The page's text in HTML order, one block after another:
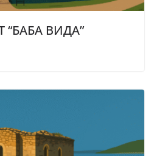
ВИДА”